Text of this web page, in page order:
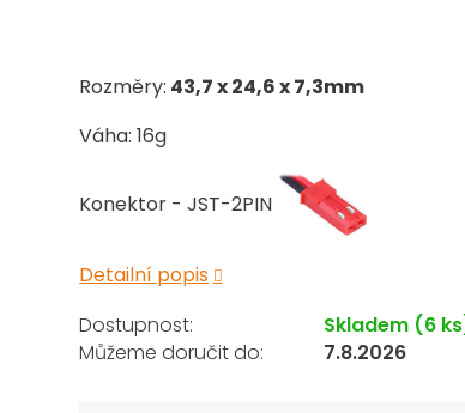
Rozměry: 43,7 x 24,6 x 7,3mm
Váha: 16g
Konektor - JST-2PIN
Detailní popis
Skladem (6
7.8.2026